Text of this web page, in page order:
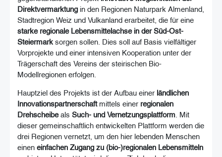
Direktvermarktungin den Regionen Naturpark Almenland,
Stadtregion Weiz und Vulkanland erarbeitet, die für eine
starke regionale Lebensmittelachse in der Süd-Ost-
Steiermark sorgen sollen. Dies soll auf Basis vielfältiger
Vorprojekte und einer intensiven Kooperation unter der
Trägerschaft des Vereins der steirischen Bio-
Modellregionen erfolgen.
Hauptziel des Projekts ist der Aufbau einer ländlichen
Innovationspartnerschaftmittels einer regionalen
Drehscheibeals Such- und Vernetzungsplattform . Mit
dieser gemeinschaftlich entwickelten Plattform werden die
drei Regionen vernetzt, um den hier lebenden Menschen
einen einfachen Zugang zu (bio-)regionalen Lebensmitteln